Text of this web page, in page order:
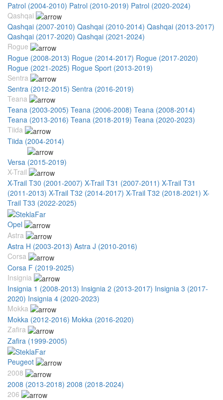
Patrol (2004-2010) Patrol (2010-2019) Patrol (2020-2024)
Qashqai
Qashqai (2007-2010) Qashqai (2010-2014) Qashqai (2013-2017)
Qashqai (2017-2020) Qashqai (2021-2024)
Rogue
Rogue (2008-2013) Rogue (2014-2017) Rogue (2017-2020)
Rogue (2021-2025) Rogue Sport (2013-2019)
Sentra
Sentra (2012-2015) Sentra (2016-2019)
Teana
Teana (2003-2005) Teana (2006-2008) Teana (2008-2014)
Teana (2013-2016) Teana (2018-2019) Teana (2020-2023)
Tiida
Tiida (2004-2014)
Versa (2015-2019)
X-Trail
X-Trail T30 (2001-2007) X-Trail T31 (2007-2011) X-Trail T31
(2011-2013) X-Trail T32 (2014-2017) X-Trail T32 (2018-2021) X-
Trail T33 (2022-2025)
Opel
Astra
Astra H (2003-2013) Astra J (2010-2016)
Corsa
Corsa F (2019-2025)
Insignia
Insignia 1 (2008-2013) Insignia 2 (2013-2017) Insignia 3 (2017-
2020) Insignia 4 (2020-2023)
Mokka
Mokka (2012-2016) Mokka (2016-2020)
Zafira
Zafira (1999-2005)
Peugeot
2008
2008 (2013-2018) 2008 (2018-2024)
206